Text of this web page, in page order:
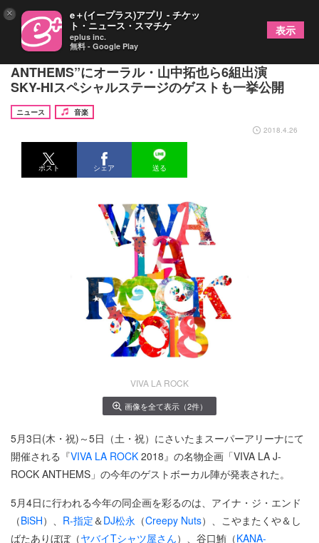
『ビバラ』名物企画“VIVA LA J-ROCK
ANTHEMS”にオーラル・山中拓也ら6組出演
SKY-HIスペシャルステージのゲストも一挙公開
ニュース
音楽
2018.4.26
ポスト シェア 送る
VIVA LA ROCK
画像を全て表示（2件）
5月3日(木・祝)～5日（土・祝）にさいたまスーパーアリーナにて
開催される『VIVA LA ROCK 2018』の名物企画「VIVA LA J-
ROCK ANTHEMS」の今年のゲストボーカル陣が発表された。
5月4日に行われる今年の同企画を彩るのは、アイナ・ジ・エンド
（BiSH）、 R-指定 ＆ DJ松永 （Creepy Nuts）、こやまたくや＆し
ばたありぼぼ（ヤバイTシャツ屋さん）、谷口鮪（KANA-
× e＋(イープラス)アプリ - チケッ
ト・ニュース・スマチケ
eplus inc.
無料 - Google Play
表示